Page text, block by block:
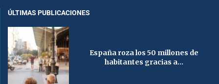
ÚLTIMAS PUBLICACIONES
España roza los 50 millones de
habitantes gracias a...